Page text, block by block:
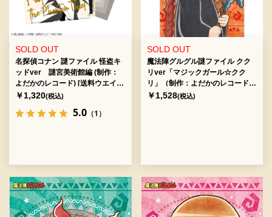
SOLD OUT
名探偵コナン 謎ファイル 怪盗キ
ッドver 謎宮美術館編 (制作：
よだかのレコード) [送料ウエイ
ト：4]
￥1,320(税込)
5.0 （1）
SOLD OUT
魔法陣グルグル謎ファイル クク
リver「マジックガール☆クク
リ」（制作：よだかのレコード)
[送料ウエイト：2]
￥1,528(税込)